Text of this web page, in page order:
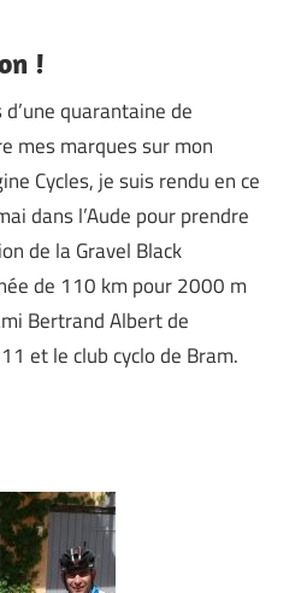
!
quarantaine de
mes marques sur mon
Cycles, je suis rendu en ce
dans l’Aude pour prendre
de la Gravel Black
de 110 km pour 2000 m
Bertrand Albert de
et le club cyclo de Bram.